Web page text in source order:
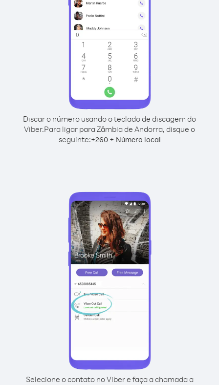
Discar o número usando o teclado de discagem do
Viber.Para ligar para Zâmbia de Andorra, disque o
seguinte:+260+ Número local
Selecione o contato no Viber e faça a chamada a